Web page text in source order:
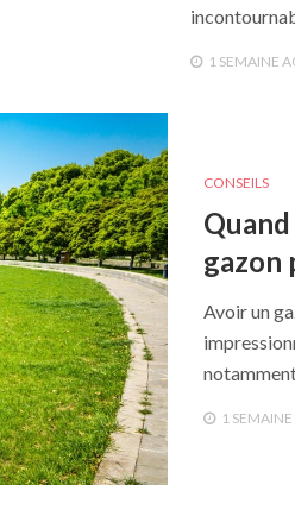
1 SEMAINE
CONSEILS
gazon
Avoir un
notamment
1 SEMAINE